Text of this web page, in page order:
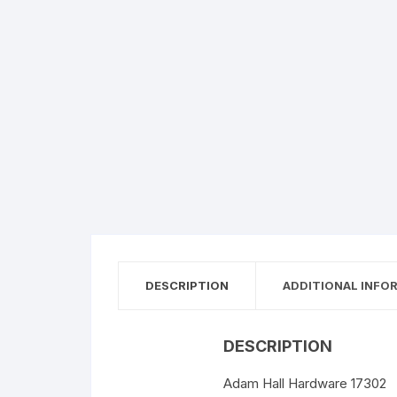
DESCRIPTION ADDITIONAL
DESCRIPTION
Adam Hall Hardware 17302